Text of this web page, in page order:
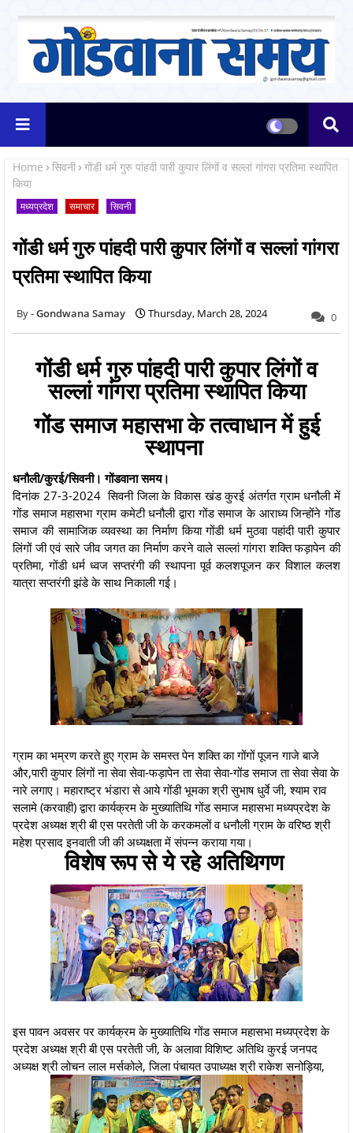
Home सिवनी गोंडी धर्म गुरु पांहदी पारी कुपार लिंगों व सल्लां गांगरा प्रतिमा स्थापित
किया
मध्यप्रदेश समाचार सिवनी
गोंडी धर्म गुरु पांहदी पारी कुपार लिंगों व सल्लां गांगरा
प्रतिमा स्थापित किया
Gondwana Samay Thursday, March 28, 2024 0
गोंडी धर्म गुरु पांहदी पारी कुपार लिंगों व
सल्लां गांगरा प्रतिमा स्थापित किया
गोंड समाज महासभा के तत्वाधान में हुई
स्थापना
धनौली/कुरई/सिवनी। गोंडवाना समय।
दिनांक 27-3-2024 सिवनी जिला के विकास खंड कुरई अंतर्गत ग्राम धनौली में
गोंड समाज महासभा ग्राम कमेटी धनौली द्वारा गोंड समाज के आराध्य जिन्होंने गोंड
समाज की सामाजिक व्यवस्था का निर्माण किया गोंडी धर्म मुठवा पहांदी पारी कुपार
लिंगों जी एवं सारे जीव जगत का निर्माण करने वाले सल्लां गांगरा शक्ति फड़ापेन की
प्रतिमा, गोंडी धर्म ध्वज सप्तरंगी की स्थापना पूर्व कलशपूजन कर विशाल कलश
यात्रा सप्तरंगी झंडे के साथ निकाली गई।
ग्राम का भम्रण करते हुए ग्राम के समस्त पेन शक्ति का गोंगों पूजन गाजे बाजे
और,पारी कुपार लिंगों ना सेवा सेवा-फड़ापेन ता सेवा सेवा-गोंड समाज ता सेवा सेवा के
नारे लगाए। महाराष्ट्र भंडारा से आये गोंडी भूमका श्री सुभाष धुर्वे जी, श्याम राव
सलामे (करवाही) द्वारा कार्यक्रम के मुख्यातिथि गोंड समाज महासभा मध्यप्रदेश के
प्रदेश अध्यक्ष श्री बी एस परतेती जी के करकमलों व धनौली ग्राम के वरिष्ठ श्री
महेश प्रसाद इनवाती जी की अध्यक्षता में संपन्न कराया गया।
विशेष रूप से ये रहे अतिथिगण
इस पावन अवसर पर कार्यक्रम के मुख्यातिथि गोंड समाज महासभा मध्यप्रदेश के
प्रदेश अध्यक्ष श्री बी एस परतेती जी, के अलावा विशिष्ट अतिथि कुरई जनपद
अध्यक्ष श्री लोचन लाल मर्सकोले, जिला पंचायत उपाध्यक्ष श्री राकेश सनोड़िया,